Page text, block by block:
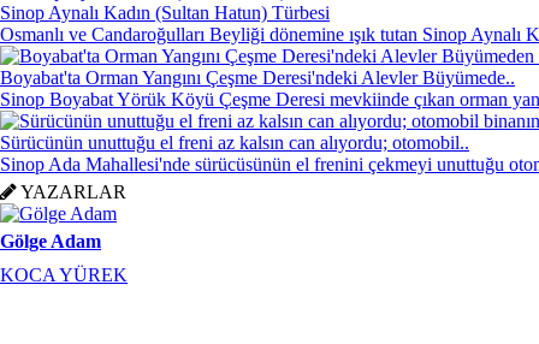
Sinop Aynalı Kadın (Sultan Hatun) Türbesi
Osmanlı ve Candaroğulları Beyliği dönemine ışık tutan Sinop Aynalı
Boyabat'ta Orman Yangını Çeşme Deresi'ndeki Alevler Büyümede..
Sinop Boyabat Yörük Köyü Çeşme Deresi mevkiinde çıkan orman
Sürücünün unuttuğu el freni az kalsın can alıyordu; otomobil..
Sinop Ada Mahallesi'nde sürücüsünün el frenini çekmeyi unuttuğu
YAZARLAR
Gölge Adam
KOCA YÜREK
Mustafa Eker
Sabırsız Ar-Ge netice verir mi?